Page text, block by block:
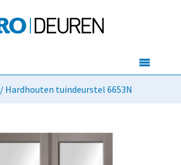
/ Hardhouten tuindeurstel 6653N